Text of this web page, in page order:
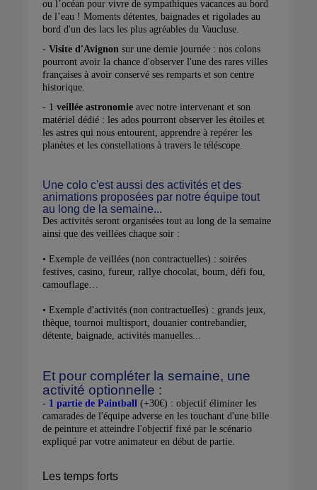
ou l’océan pour vivre de sympathiques vacances au bord
de l’eau ! Moments détentes, baignades et rigolades au
bord d'un des lacs les plus agréables du Vaucluse.
- Visite d'Avignon sur une demie journée : nos colons
pourront avoir la chance d'observer l'une des rares villes
françaises à avoir conservé ses remparts et son centre
historique.
- 1 veillée astronomie avec notre intervenant et son
matériel dédié : les ados pourront observer les étoiles et
les astres qui nous entourent, apprendre à repérer les
planètes et les constellations à travers le téléscope.
Une colo c'est aussi des activités et des
animations proposées par notre équipe tout
au long de la semaine...
Des activités seront organisées tout au long de la semaine
ainsi que des veillées chaque soir :
• Exemple de veillées (non contractuelles) : soirées
festives, casino, fureur, rallye chocolat, boum, défi fou,
camouflage…
• Exemple d'activités (non contractuelles) : grands jeux,
thèque, tournoi multisport, douanier contrebandier,
détente, baignade, activités manuelles...
Et pour compléter la semaine, une
activité optionnelle :
- 1 partie de Paintball (+30€) : objectif éliminer les
camarades de l'équipe adverse en les touchant d'une bille
de peinture et atteindre l'objectif fixé par le scénario
expliqué par votre animateur en début de partie.
Les temps forts